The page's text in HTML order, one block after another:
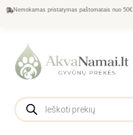
Nemokamas pristatymas paštomatais nuo 50€